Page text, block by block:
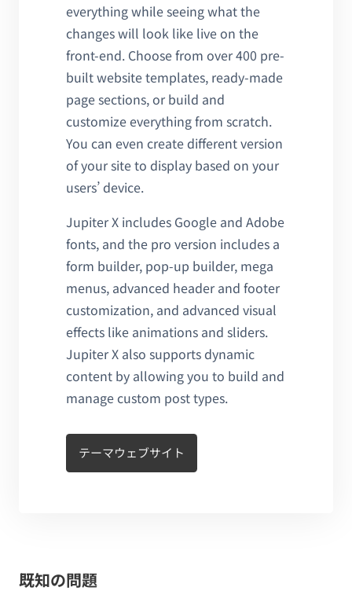
everything while seeing what the
changes will look like live on the
front-end. Choose from over 400 pre-
built website templates, ready-made
page sections, or build and
customize everything from scratch.
You can even create different version
of your site to display based on your
users’ device.
Jupiter X includes Google and Adobe
fonts, and the pro version includes a
form builder, pop-up builder, mega
menus, advanced header and footer
customization, and advanced visual
effects like animations and sliders.
Jupiter X also supports dynamic
content by allowing you to build and
manage custom post types.
テーマウェブサイト
既知の問題